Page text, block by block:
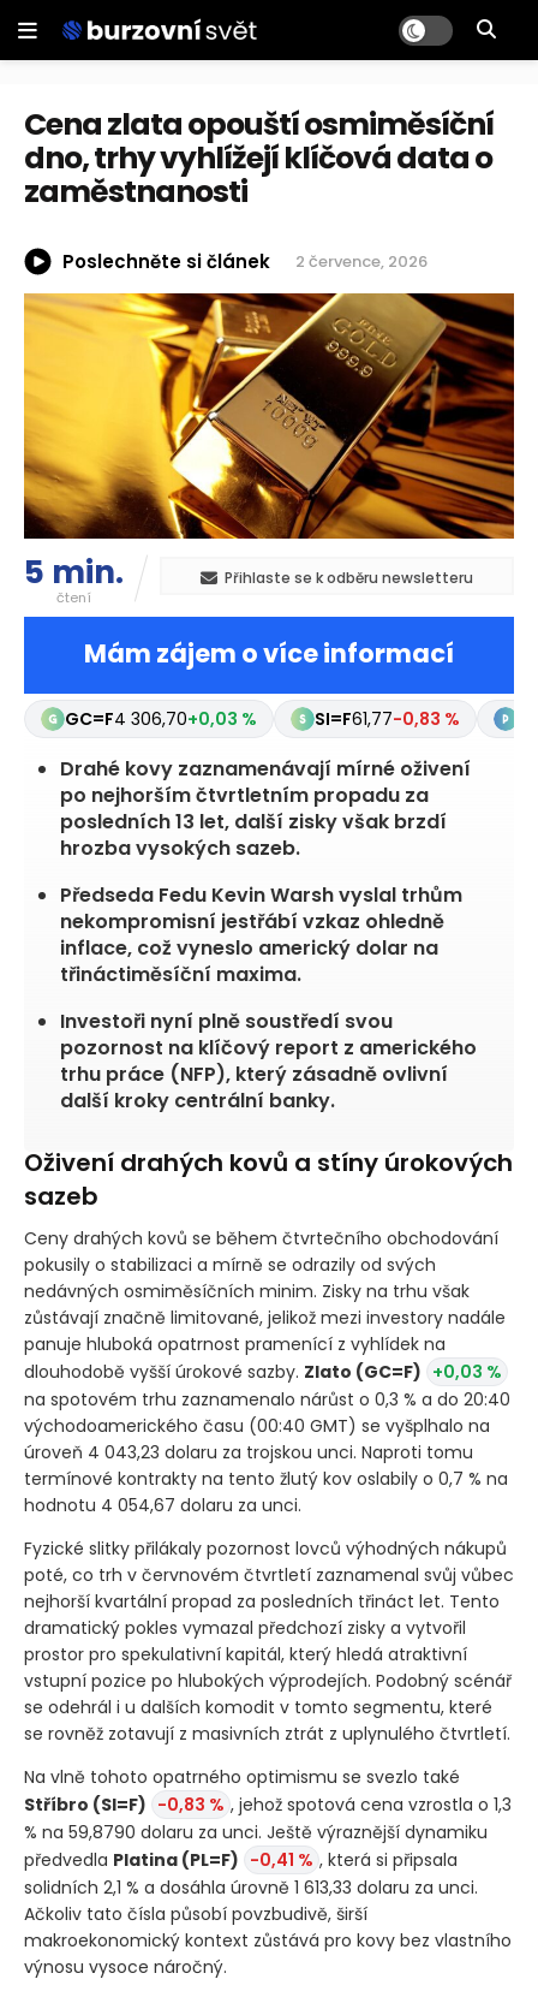
Cena zlata opouští osmiměsíční
dno, trhy vyhlížejí klíčová data o
zaměstnanosti
Poslechněte si článek 2 července, 2026
5 min.
čtení
Přihlaste se k odběru newsletteru
Mám zájem o více informací
GC=F4 306,70+0,03 % SI=F61,77-0,83 %
Drahé kovy zaznamenávají mírné oživení
po nejhorším čtvrtletním propadu za
posledních 13 let, další zisky však brzdí
hrozba vysokých sazeb.
Předseda Fedu Kevin Warsh vyslal trhům
nekompromisní jestřábí vzkaz ohledně
inflace, což vyneslo americký dolar na
třináctiměsíční maxima.
Investoři nyní plně soustředí svou
pozornost na klíčový report z amerického
trhu práce (NFP), který zásadně ovlivní
další kroky centrální banky.
Oživení drahých kovů a stíny úrokových
sazeb
Ceny drahých kovů se během čtvrtečního obchodování
pokusily o stabilizaci a mírně se odrazily od svých
nedávných osmiměsíčních minim. Zisky na trhu však
zůstávají značně limitované, jelikož mezi investory nadále
panuje hluboká opatrnost pramenící z vyhlídek na
dlouhodobě vyšší úrokové sazby. Zlato (GC=F) +0,03 %
na spotovém trhu zaznamenalo nárůst o 0,3 % a do 20:40
východoamerického času (00:40 GMT) se vyšplhalo na
úroveň 4 043,23 dolaru za trojskou unci. Naproti tomu
termínové kontrakty na tento žlutý kov oslabily o 0,7 % na
hodnotu 4 054,67 dolaru za unci.
Fyzické slitky přilákaly pozornost lovců výhodných nákupů
poté, co trh v červnovém čtvrtletí zaznamenal svůj vůbec
nejhorší kvartální propad za posledních třináct let. Tento
dramatický pokles vymazal předchozí zisky a vytvořil
prostor pro spekulativní kapitál, který hledá atraktivní
vstupní pozice po hlubokých výprodejích. Podobný scénář
se odehrál i u dalších komodit v tomto segmentu, které
se rovněž zotavují z masivních ztrát z uplynulého čtvrtletí.
Na vlně tohoto opatrného optimismu se svezlo také
Stříbro (SI=F) -0,83 % , jehož spotová cena vzrostla o 1,3
% na 59,8790 dolaru za unci. Ještě výraznější dynamiku
předvedla Platina (PL=F) -0,41 % , která si připsala
solidních 2,1 % a dosáhla úrovně 1 613,33 dolaru za unci.
Ačkoliv tato čísla působí povzbudivě, širší
makroekonomický kontext zůstává pro kovy bez vlastního
výnosu vysoce náročný.